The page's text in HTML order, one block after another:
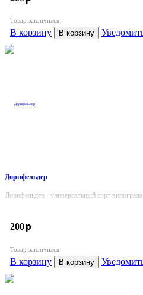
Товар закончился
В корзину В корзину
Дорнфельдер
Дорнфельдер - универсальный сорт
200p
Товар закончился
В корзину В корзину